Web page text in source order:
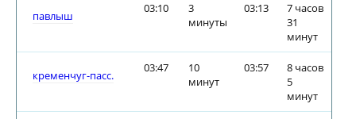
павлыш
03:10
3
минуты
03:13
7 часов
31
минут
кременчуг-пасс.
03:47
10
минут
03:57
8 часов
5
минут